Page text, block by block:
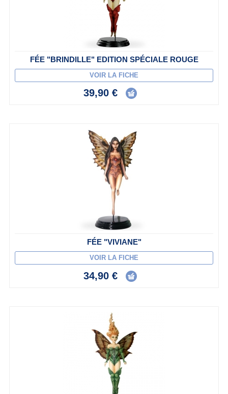
FÉE "BRINDILLE" EDITION SPÉCIALE ROUGE
VOIR LA FICHE
39,90 €
FÉE "VIVIANE"
VOIR LA FICHE
34,90 €